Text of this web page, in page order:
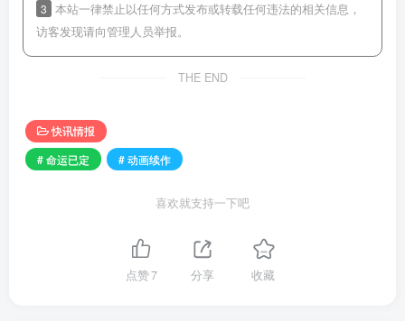
3 本站一律禁止以任何方式发布或转载任何违法的相关信息，
访客发现请向管理人员举报。
THE END
快讯情报
# 命运已定
# 动画续作
喜欢就支持一下吧
点赞7 分享 收藏